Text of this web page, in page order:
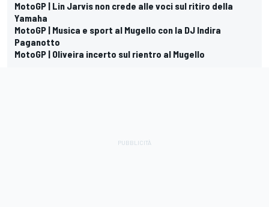
MotoGP | Lin Jarvis non crede alle voci sul ritiro della
Yamaha
MotoGP | Musica e sport al Mugello con la DJ Indira
Paganotto
MotoGP | Oliveira incerto sul rientro al Mugello